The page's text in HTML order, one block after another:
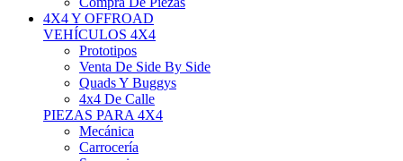
4X4 Y OFFROAD
VEHÍCULOS 4X4
Prototipos
Venta De Side By Side
Quads Y Buggys
4x4 De Calle
PIEZAS PARA 4X4
Mecánica
Carrocería